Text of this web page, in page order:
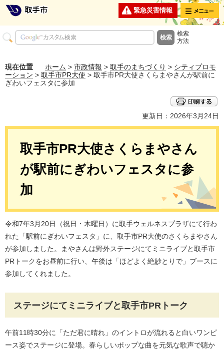
緊急災害情報 メニュー
検索
方法
現在位置 ホーム > 市政情報 > 取手のまちづくり > シティプロモ
ーション > 取手市PR大使 > 取手市PR大使さくらまやさんが駅前に
ぎわいフェスタに参加
更新日：2026年3月24日
取手市PR大使さくらまやさん
が駅前にぎわいフェスタに参
加
令和7年3月20日（祝日・木曜日）に取手ウェルネスプラザにて行わ
れた「駅前にぎわいフェスタ」に、取手市PR大使のさくらまやさん
が参加しました。まやさんは野外ステージにてミニライブと取手市
PRトークをお昼前に行い、午後は「ほどよく絶妙とりで」ブースに
参加してくれました。
ステージにてミニライブと取手市PRトーク
午前11時30分に「ただ君に晴れ」のイントロが流れると白いワンピ
ース姿でステージに登場。春らしいポップな曲を元気な歌声で聴か